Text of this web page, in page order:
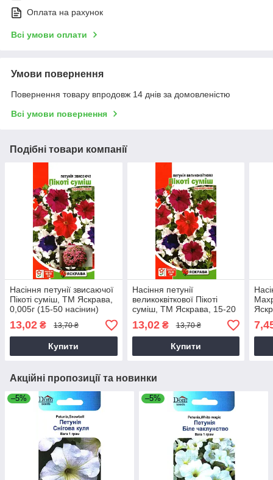
Оплата на рахунок
Всі умови оплати
Умови повернення
Повернення товару впродовж 14 днів за домовленістю
Всі умови повернення
Подібні товари компанії
Насіння петунії звисаючої
Пікоті суміш, ТМ Яскрава,
0,005г (15-50 насінин)
13,02 ₴ 13,70 ₴
Купити
Насіння петунії
великоквіткової Пікоті
суміш, ТМ Яскрава, 15-20
насінин
13,02₴ 13,70 ₴
Купити
Акційні пропозиції та новинки
–5% –5%